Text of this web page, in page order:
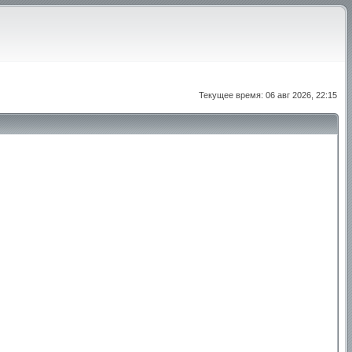
Текущее время: 06 авг 2026, 22:15